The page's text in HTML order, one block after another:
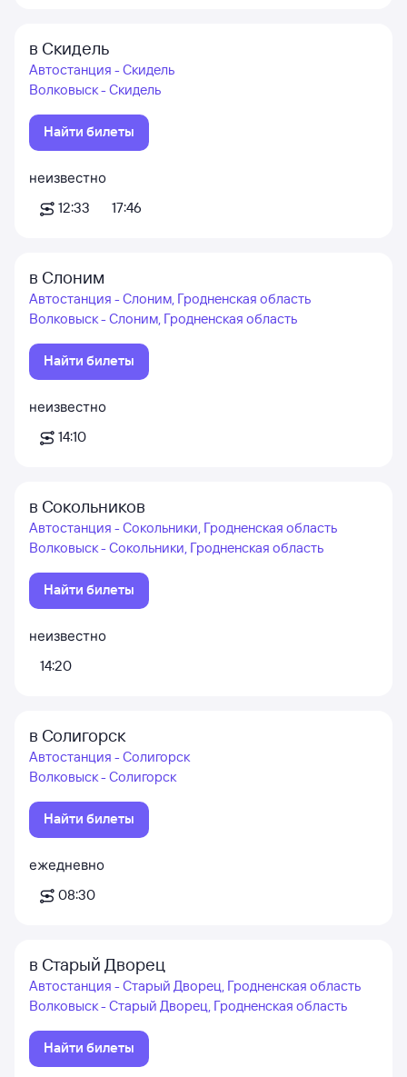
в Скидель
Автостанция - Скидель
Волковыск - Скидель
Найти билеты
неизвестно
12:33
17:46
в Слоним
Автостанция - Слоним, Гродненская область
Волковыск - Слоним, Гродненская область
Найти билеты
неизвестно
14:10
в Сокольников
Автостанция - Сокольники, Гродненская область
Волковыск - Сокольники, Гродненская область
Найти билеты
неизвестно
14:20
в Солигорск
Автостанция - Солигорск
Волковыск - Солигорск
Найти билеты
ежедневно
08:30
в Старый Дворец
Автостанция - Старый Дворец, Гродненская область
Волковыск - Старый Дворец, Гродненская область
Найти билеты